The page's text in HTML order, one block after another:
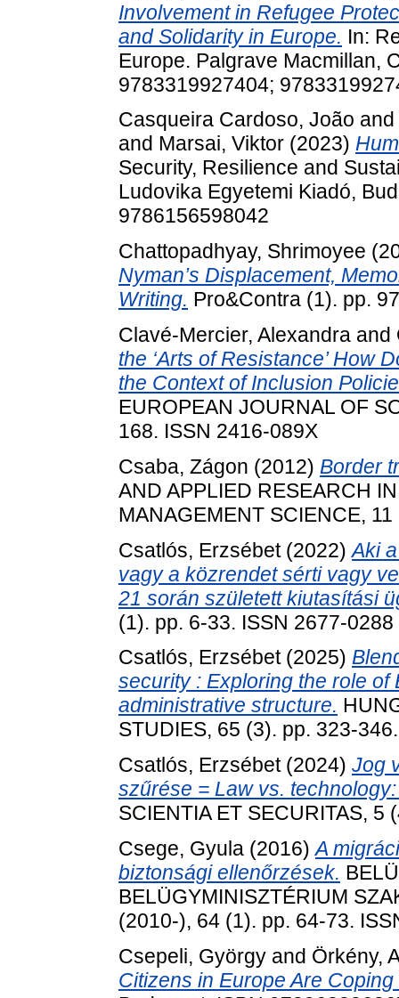
Involvement in Refugee
and Solidarity in Europe. In:
Europe. Palgrave Macmillan,
9783319927404;
Casqueira Cardoso, João and
and Marsai, Viktor (2023)
Security, Resilience and
Ludovika Egyetemi Kiadó,
9786156598042
Chattopadhyay, Shrimoyee
Nyman’s Displacement,
Writing. Pro&Contra (1). pp.
Clavé-Mercier, Alexandra and
the ‘Arts of Resistance’ How
the Context of Inclusion
EUROPEAN JOURNAL OF
168. ISSN 2416-089X
Csaba, Zágon (2012) Border
AND APPLIED RESEARCH
MANAGEMENT SCIENCE,
Csatlós, Erzsébet(2022)Aki
vagy a közrendet sérti vagy
21 során született kiutasítási
(1). pp. 6-33. ISSN 2677-0288
Csatlós, Erzsébet(2025)
security : Exploring the role of
administrative structure.
STUDIES, 65 (3). pp. 323-
Csatlós, Erzsébet(2024) Jog
szűrése = Law vs.
SCIENTIA ET SECURITAS,
Csege, Gyula (2016)A
biztonsági ellenőrzések.
BELÜGYMINISZTÉRIUM
(2010-), 64 (1). pp. 64-73.
Csepeli, György and Örkény,
Citizens in Europe Are